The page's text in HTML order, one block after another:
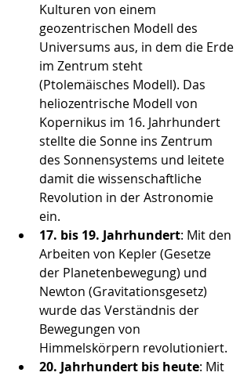
Kulturen von einem
geozentrischen Modell des
Universums aus, in dem die Erde
im Zentrum steht
(Ptolemäisches Modell). Das
heliozentrische Modell von
Kopernikus im 16. Jahrhundert
stellte die Sonne ins Zentrum
des Sonnensystems und leitete
damit die wissenschaftliche
Revolution in der Astronomie
ein.
17. bis 19. Jahrhundert: Mit den
Arbeiten von Kepler (Gesetze
der Planetenbewegung) und
Newton (Gravitationsgesetz)
wurde das Verständnis der
Bewegungen von
Himmelskörpern revolutioniert.
20. Jahrhundert bis heute: Mit